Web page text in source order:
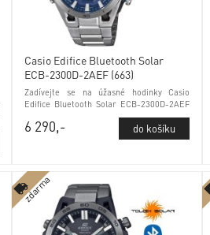
Casio Edifice Bluetooth Solar
ECB-2300D-2AEF (663)
Zadívejte se na úžasné hodinky Casio
Edifice Bluetooth Solar ECB-2300D-2AEF
(663) ukazatel data a minerálním sklem
6 290,-
zdarma